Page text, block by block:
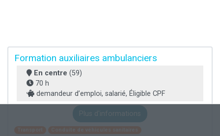
Formation auxiliaires ambulanciers
En centre (59)
70 h
demandeur d’emploi, salarié, Éligible CPF
Plus d'informations